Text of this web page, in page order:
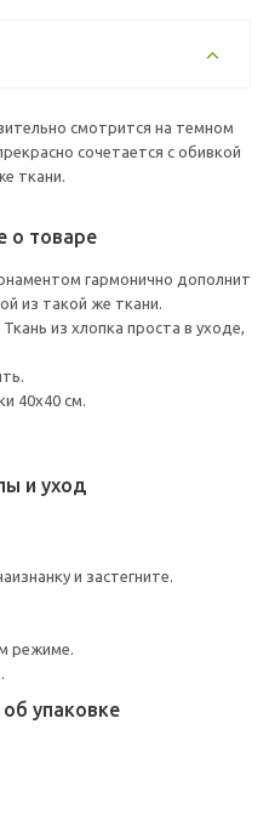
смотрится на темном
сочетается с обивкой
ткани.
о товаре
гармонично дополнит
из такой же ткани.
из хлопка проста в уходе,
40x40 см.
и уход
и застегните.
режиме.
упаковке